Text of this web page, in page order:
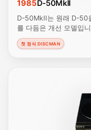
1985D-50MkII
D-50MkII는 원래 D-50
를 다듬은 개선 모델입
첫 정식 DISCMAN